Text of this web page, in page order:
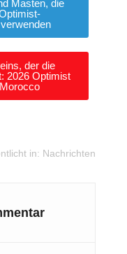
Masten, die
der die
2026 Optimist
in: Nachrichten